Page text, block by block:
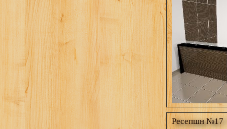
Ресепшн №17